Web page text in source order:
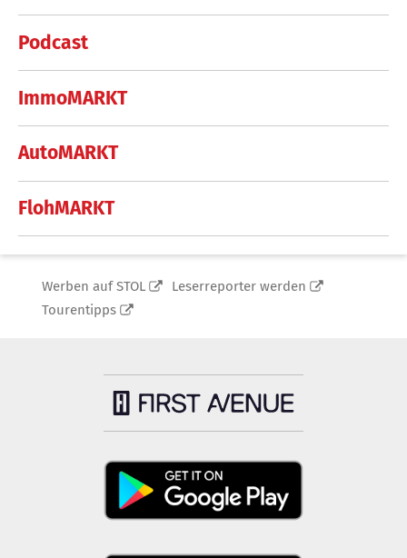
Podcast
ImmoMARKT
AutoMARKT
FlohMARKT
Werben auf STOL
Leserreporter werden
Tourentipps